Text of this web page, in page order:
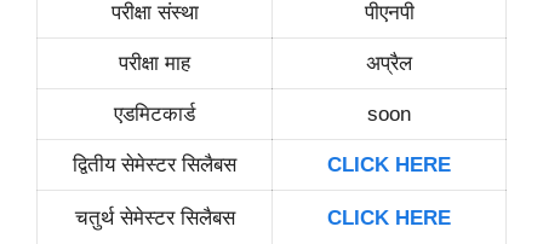
परीक्षा संस्था पीएनपी
परीक्षा माह अप्रैल
एडमिटकार्ड soon
द्वितीय सेमेस्टर सिलैबस CLICK HERE
चतुर्थ सेमेस्टर सिलैबस CLICK HERE